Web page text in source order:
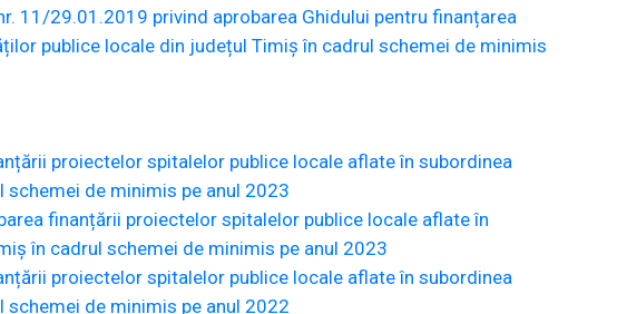
11/29.01.2019 privind aprobarea Ghidului pentru finanțarea
publice locale din județul Timiș în cadrul schemei de minimis
proiectelor spitalelor publice locale aflate în subordinea
de minimis pe anul 2023
finanțării proiectelor spitalelor publice locale aflate în
în cadrul schemei de minimis pe anul 2023
proiectelor spitalelor publice locale aflate în subordinea
de minimis pe anul 2022